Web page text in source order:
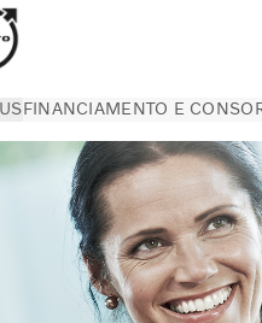
FINANCIAMENTO E